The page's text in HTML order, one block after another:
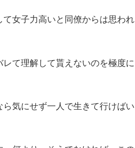
女子力高いと同僚からは思われ
て理解して貰えないのを極度に
気にせず一人で生きて行けばい